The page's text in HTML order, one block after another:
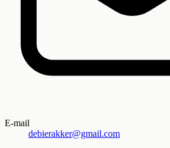
E-mail
debierakker@gmail.com